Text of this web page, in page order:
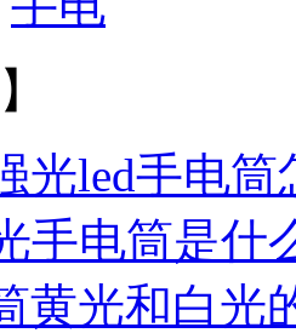
光led手电筒
手电筒是什
黄光和白光